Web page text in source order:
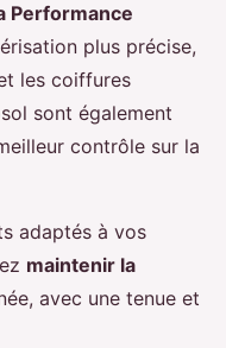
Performance
plus précise,
les coiffures
sont également
contrôle sur la
adaptés à vos
maintenir la
avec une tenue et